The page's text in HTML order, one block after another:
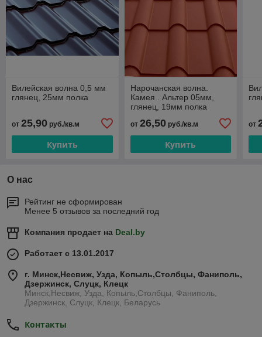
Вилейская волна 0,5 мм
глянец, 25мм полка
от 25,90 руб./кв.м
Купить
Нарочанская волна.
Камея . Альтер 05мм,
глянец, 19мм полка
от 26,50руб./кв.м
Купить
от
О нас
Рейтинг не сформирован
Менее 5 отзывов за последний год
Компания продает на Deal.by
Работает с 13.01.2017
г. Минск,Несвиж, Узда, Копыль,Столбцы, Фаниполь,
Дзержинск, Слуцк, Клецк
Минск,Несвиж, Узда, Копыль,Столбцы, Фаниполь,
Дзержинск, Слуцк, Клецк, Беларусь
Контакты